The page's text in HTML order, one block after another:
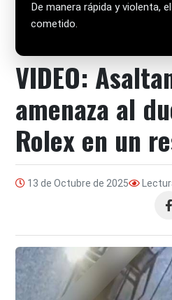
De manera rápida y violenta,
cometido.
VIDEO:
amenaza al
Rolex en un
13 de Octubre de 2025